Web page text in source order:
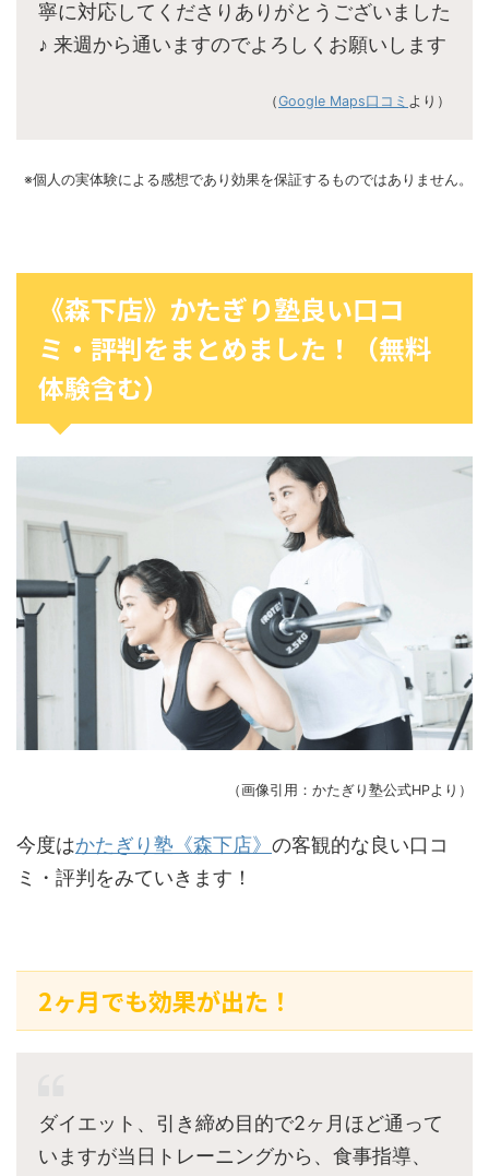
寧に対応してくださりありがとうございました
♪ 来週から通いますのでよろしくお願いします
（Google Maps口コミ より）
※個人の実体験による感想であり効果を保証するものではありません。
《森下店》かたぎり塾良い口コ
ミ・評判をまとめました！（無料
体験含む）
（画像引用：かたぎり塾公式HPより）
今度はかたぎり塾《森下店》 の客観的な良い口コ
ミ・評判をみていきます！
2ヶ月でも効果が出た！
ダイエット、引き締め目的で2ヶ月ほど通って
いますが当日トレーニングから、食事指導、